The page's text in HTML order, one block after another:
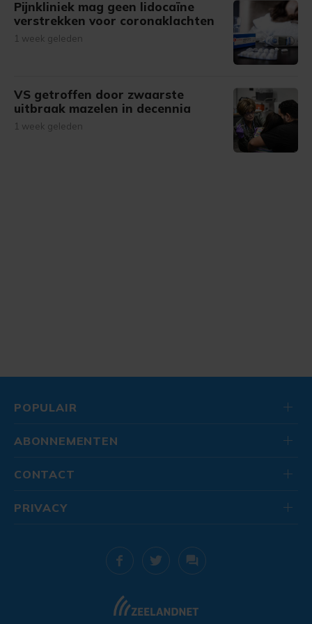
Pijnkliniek mag geen lidocaïne
verstrekken voor coronaklachten
1 week geleden
VS getroffen door zwaarste
uitbraak mazelen in decennia
1 week geleden
POPULAIR
ABONNEMENTEN
CONTACT
PRIVACY